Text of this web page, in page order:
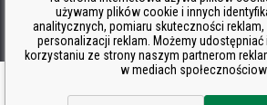
Oprogramowanie e-commerce
używamy plików cookie i innych
analitycznych, pomiaru skuteczności
personalizacji reklam. Możemy
korzystaniu ze strony naszym partnerom
w mediach